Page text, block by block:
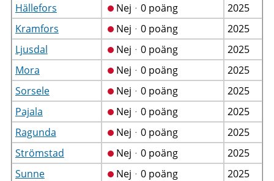
Hällefors
Nejᆞ0 poäng
2025
Kramfors
Nejᆞ0 poäng
2025
Ljusdal
Nejᆞ0 poäng
2025
Mora
Nejᆞ0 poäng
2025
Sorsele
Nejᆞ0 poäng
2025
Pajala
Nejᆞ0 poäng
2025
Ragunda
Nejᆞ0 poäng
2025
Strömstad
Nejᆞ0 poäng
2025
Sunne
Nejᆞ0 poäng
2025